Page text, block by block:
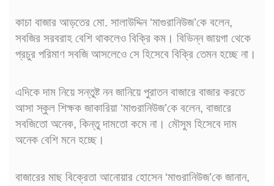
কাচা বাজার আড়তের মো. সালাউদ্দিন ‘মাগুরানিউজ’কে বলেন,
সবজির সরবরাহ বেশি থাকলেও বিক্রি কম। বিভিন্ন জায়গা থেকে
প্রচুর পরিমাণ সবজি আসলেওে সে হিসেবে বিক্রি তেমন হচ্ছে না।
এদিকে দাম নিয়ে সন্তুষ্ট নন জানিয়ে পুরাতন বাজারে বাজার করতে
আসা স্কুল শিক্ষক জাকারিয়া ‘মাগুরানিউজ’কে বলেন, বাজারে
সবজিতো অনেক, কিন্তু দামতো কমে না। মৌসুম হিসেবে দাম
অনেক বেশি মনে হচ্ছে।
বাজারের মাছ বিক্রেতা আনোয়ার হোসেন ‘মাগুরানিউজ’কে জানান,